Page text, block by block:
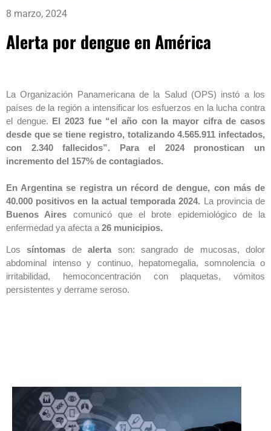
8 marzo, 2024
Alerta por dengue en América
La Organización Panamericana de la Salud (OPS) instó a los
países de la región a intensificar los esfuerzos en la lucha contra
el dengue. El 2023 fue “el año con la mayor cifra de casos
desde que se tiene registro, totalizando 4.565.911 infectados,
con 2.340 fallecidos”. Para el 2024 pronostican un
incremento del 157% de contagiados.
En Argentina se registra un récord de dengue, con más de
40.000 positivos en la actual temporada 2024. La provincia de
Buenos Aires comunicó que el brote epidemiológico de la
enfermedad ya afecta a 26 municipios.
Lossíntomas dealerta son: sangrado de mucosas, dolor
abdominal intenso y continuo, hepatomegalia, somnolencia o
irritabilidad, hemoconcentración con plaquetas, vómitos
persistentes y derrame seroso.